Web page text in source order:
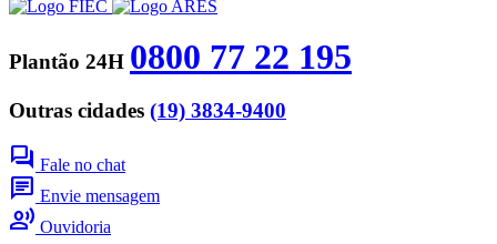
Plantão 24H 0800 77 22 195
Outras cidades (19) 3834-9400
forum Fale no chat
chat Envie mensagem
record_voice_over Ouvidoria